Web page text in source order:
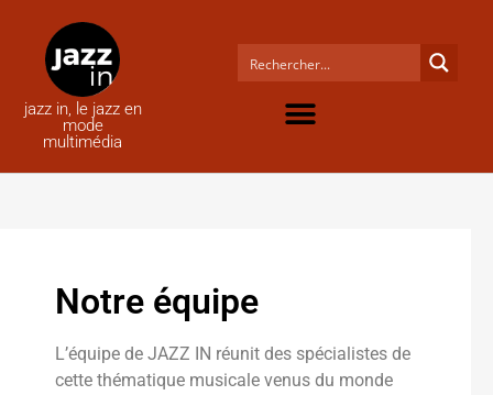
jazz in, le jazz en
mode
multimédia
Notre équipe
L’équipe de JAZZ IN réunit des spécialistes de
cette thématique musicale venus du monde